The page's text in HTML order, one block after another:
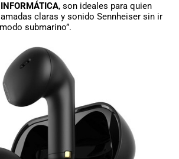
, son ideales para quien
claras y sonido Sennheiser sin ir
submarino”.